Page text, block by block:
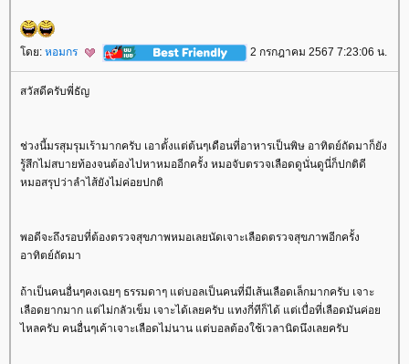
ดย: หอมกร 2 กรกฎาคม 2567 7:23:06 น.
สวัสดีครับพี่ธัญ
ช่วงนี้มรสุมรุมเร้ามากครับ เอาตั้งแต่ต้นๆเดือนที่อาหารเป็นพิษ อาทิตย์ถัดมาก็ยัง
รู้สึกไม่สบายท้องจนต้องไปหาหมออีกครั้ง หมอจับตรวจเลือดดูนั่นดูนี่ก็ปกติดี
หมอสรุปว่าลำไส้ยังไม่ค่อยปกติ
พอดีจะถึงรอบที่ต้องตรวจสุขภาพหมอเลยนัดเจาะเลือดตรวจสุขภาพอีกครั้ง
อาทิตย์ถัดมา
ถ้าเป็นคนอื่นๆคงเฉยๆ ธรรมดาๆ แต่บอลเป็นคนที่มีเส้นเลือดเล็กมากครับ เจาะ
เลือดยากมาก แต่ไม่กลัวเข็ม เจาะได้เลยครับ แทงกี่ทีก็ได้ แต่เบื่อที่เลือดมันค่อ
ไหลครับ คนอื่นๆเค้าเจาะเลือดไม่นาน แต่บอลต้องใช้เวลานิดนึงเลยครับ